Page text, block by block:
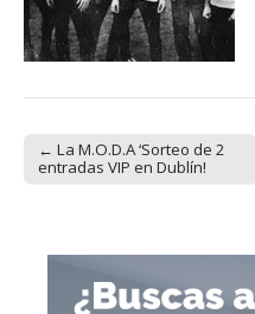
Post navigation
← La M.O.D.A ‘Sorteo de 2
entradas VIP en Dublín!